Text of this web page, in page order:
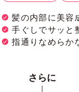
髪の内部に美容
手ぐしでサッと
指通りなめらか
さらに